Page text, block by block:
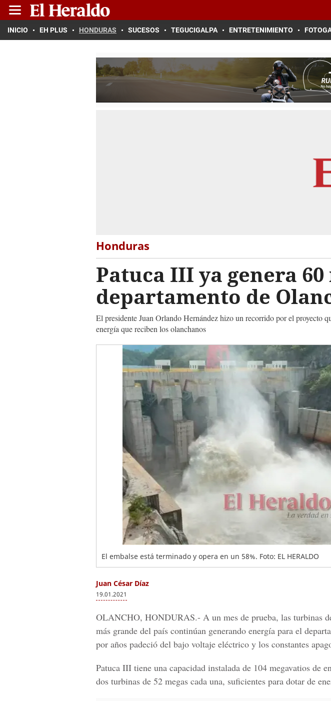
INICIO EH PLUS HONDURAS SUCESOS TEGUCIGALPA ENTRETENIMIENTO
Honduras
Patuca III ya genera
departamento de
El presidente Juan Orlando Hernández hizo un recorrido por el proyecto
energía que reciben los olanchanos
El embalse está terminado y opera en un 58%. Foto: EL HERALDO
Juan César Díaz
19.01.2021
OLANCHO, HONDURAS.- A un mes de prueba, las turbinas
más grande del país continúan generando energía para el
por años padeció del bajo voltaje eléctrico y los constantes
Patuca III tiene una capacidad instalada de 104 megavatios de
dos turbinas de 52 megas cada una, suficientes para dotar de